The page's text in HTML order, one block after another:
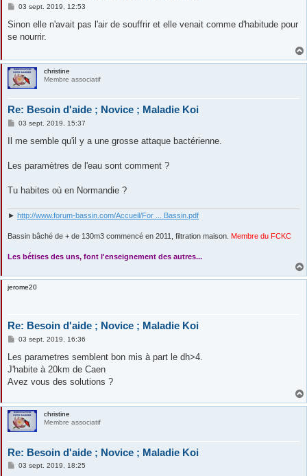
M
s
a
03 sept. 2019, 12:53
Sinon elle n'avait pas l'air de souffrir et elle venait comme d'habitude pour
se nourrir.
christine
Membre associatif
Re: Besoin d'aide ; Novice ; Maladie Koi
M
s
g
03 sept. 2019, 15:37
Il me semble qu'il y a une grosse attaque bactérienne.
Les paramètres de l'eau sont comment ?
Tu habites où en Normandie ?
► http://www.forum-bassin.com/Accueil/For ... Bassin.pdf
Bassin bâché de + de 130m3 commencé en 2011, filtration maison. Membre du FCKC
....
Les bétises des uns, font l'enseignement des autres...
jerome20
Re: Besoin d'aide ; Novice ; Maladie Koi
M
s
a
g
03 sept. 2019, 16:36
Les parametres semblent bon mis à part le dh>4.
J'habite à 20km de Caen
Avez vous des solutions ?
christine
Membre associatif
Re: Besoin d'aide ; Novice ; Maladie Koi
M03 sept. 2019, 18:25